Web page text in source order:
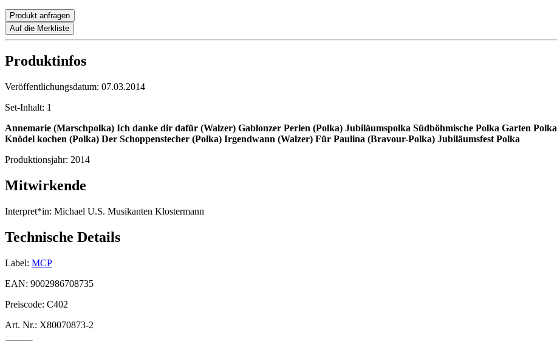
Produkt anfragen
Auf die Merkliste
Produktinfos
Veröffentlichungsdatum: 07.03.2014
Set-Inhalt: 1
Annemarie (Marschpolka) Ich danke dir dafür (Walzer) Gablonzer Perlen (Polka) Jubiläumspolka Südböhmische Polka Garten Polka
Knödel kochen (Polka) Der Schoppenstecher (Polka) Irgendwann (Walzer) Für Paulina (Bravour-Polka) Jubiläumsfest Polka
Produktionsjahr: 2014
Mitwirkende
Interpret*in: Michael U.S. Musikanten Klostermann
Technische Details
Label: MCP
EAN: 9002986708735
Preiscode: C402
Art. Nr.: X80070873-2